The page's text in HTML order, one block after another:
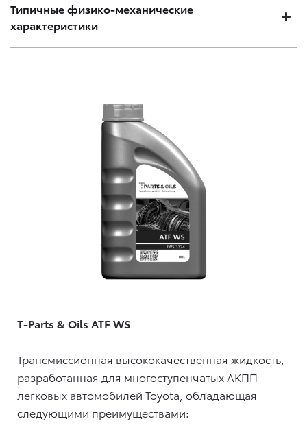
Типичные физико-механические
характеристики
T-Parts & Oils ATF WS
Трансмиссионная высококачественная жидкость,
разработанная для многоступенчатых АКПП
легковых автомобилей Toyota, обладающая
следующими преимуществами: